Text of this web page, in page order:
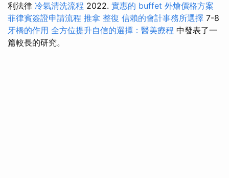
利法律 冷氣清洗流程 2022. 實惠的 buffet 外燴價格方案
菲律賓簽證申請流程 推拿 整復 信賴的會計事務所選擇 7-8
牙橋的作用 全方位提升自信的選擇：醫美療程 中發表了一
篇較長的研究。